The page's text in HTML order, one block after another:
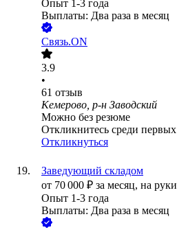
Опыт 1-3 года
Выплаты: Два раза в месяц
Связь.ON
3.9
•
61 отзыв
Кемерово, р-н Заводский
Можно без резюме
Откликнитесь среди первых
Откликнуться
Заведующий складом
от 70 000 ₽ за месяц, на руки
Опыт 1-3 года
Выплаты: Два раза в месяц